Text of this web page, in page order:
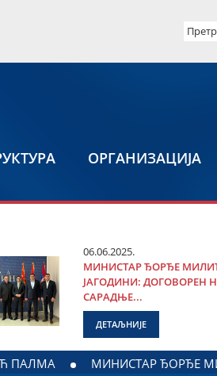
ОРГАНИЗАЦИЈА
06.06.2025.
МИНИСТАР ЂОРЂЕ
ЈАГОДИНИ: ДОГОВОРЕН
САРАДЊЕ...
ДЕТАЉНИЈЕ
СА ДИЈАСПОРОМ